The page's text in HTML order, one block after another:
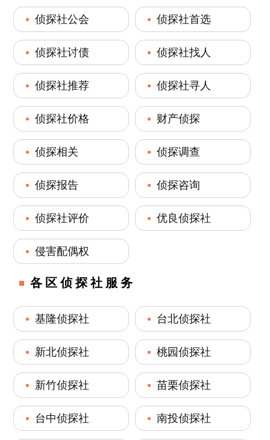
侦探社公会 侦探社首选
侦探社讨债 侦探社找人
侦探社推荐 侦探社寻人
侦探社价格 财产侦探
侦探相关 侦探调查
侦探报告 侦探咨询
侦探社评价 优良侦探社
侵害配偶权
各区侦探社服务
基隆侦探社 台北侦探社
新北侦探社 桃园侦探社
新竹侦探社 苗栗侦探社
台中侦探社 南投侦探社